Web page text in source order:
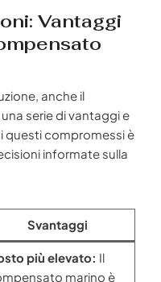
Vantaggi
anche il
serie di vantaggi e
questi compromessi è
informate sulla
Svantaggi
più elevato: Il
marino è